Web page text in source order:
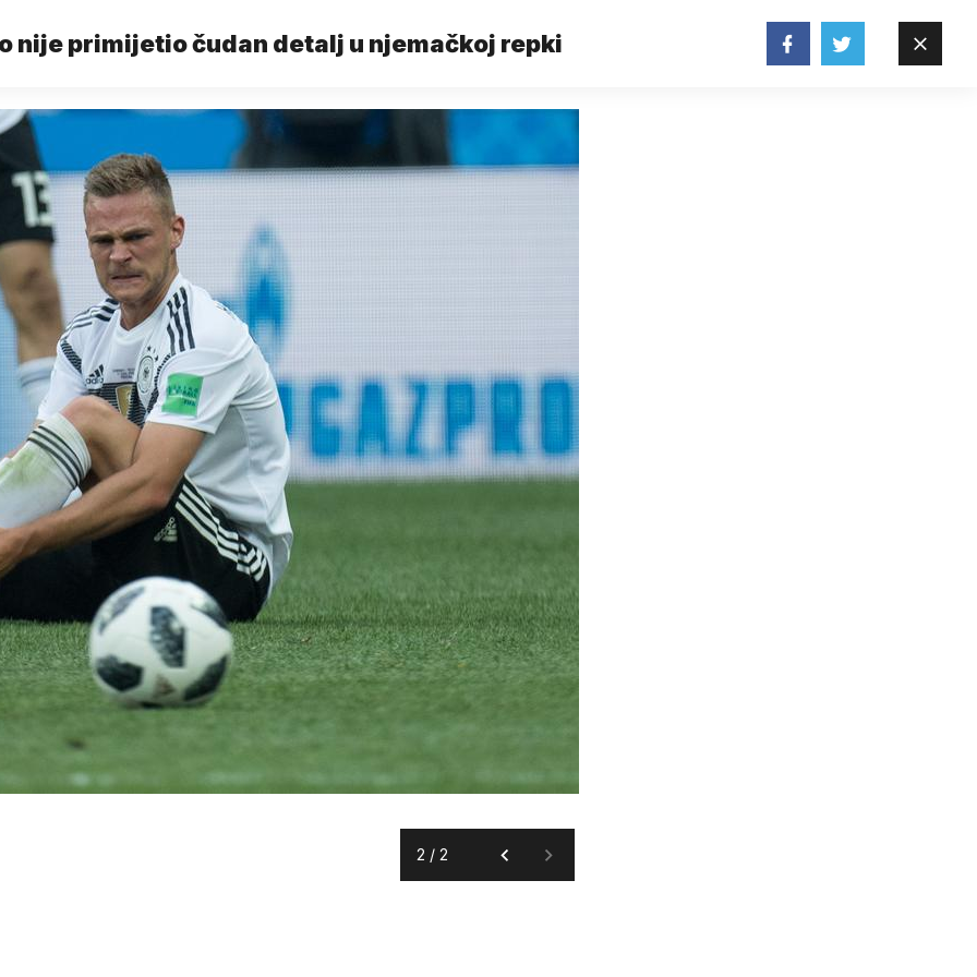
nije primijetio čudan detalj u njemačkoj repki
2 / 2